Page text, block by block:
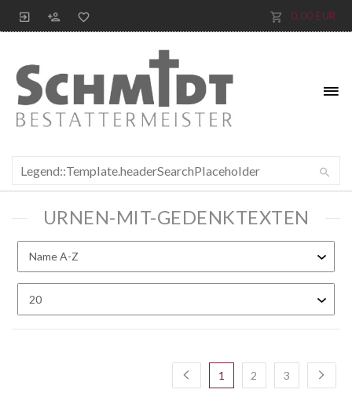
0,00 EUR
URNEN-MIT-GEDENKTEXTEN
1 2 3